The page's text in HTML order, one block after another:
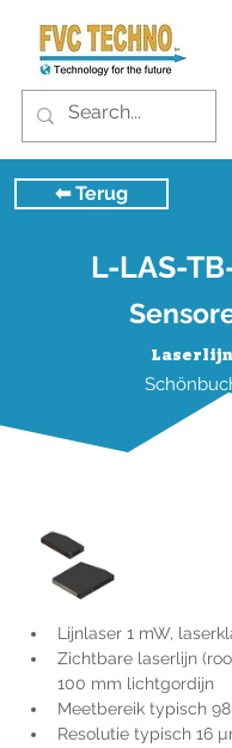
⬅︎ Terug
L-LAS-
Laserlijn
Lijnlaser 1 mW,
Zichtbare laserlijn
100 mm lichtgordijn
Meetbereik typisch
Resolutie typisch 16